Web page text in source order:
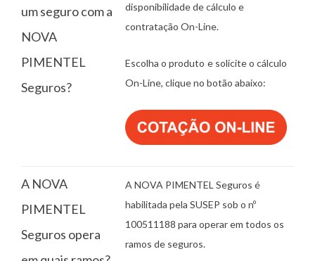
um seguro com a
NOVA
PIMENTEL
Seguros?
disponibilidade de cálculo e
contratação On-Line.
Escolha o produto e solicite o cálculo
On-Line, clique no botão abaixo:
A NOVA
PIMENTEL
Seguros opera
A NOVA PIMENTEL Seguros é
habilitada pela SUSEP sob o nº
100511188 para operar em todos os
ramos de seguros.